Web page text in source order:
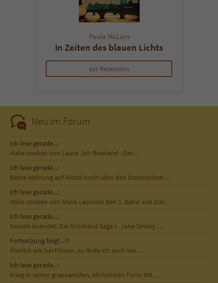
Paula McLain
In Zeiten des blauen Lichts
zur Rezension
Neu im Forum
Ich lese gerade...:
Habe soeben von Laura Joh Rowland - Der…
Ich lese gerade...:
Meine Meinung auf HistoCouch über den historischen…
Ich lese gerade...:
Habe soeben von Marie Lacrosse den 1. Band von Das…
Ich lese gerade...:
Gerade beendet: Die Grönland Saga v. Jane Smiley …
Fortsetzung folgt...?!:
Ähnlich wie bei Filmen, so finde ich auch bei…
Ich lese gerade...:
Krieg in seiner grausamsten, ehrlichsten Form Mit…